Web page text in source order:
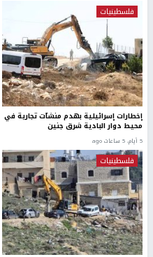
فلسطينيات
إخطارات إسرائيلية بهدم منشآت تجارية في
محيط دوار البادية شرق جنين
5 أيام، 5 ساعات ago
فلسطينيات